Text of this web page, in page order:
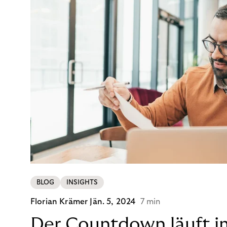
BLOG INSIGHTS
Florian Krämer Jän. 5, 2024 7 min